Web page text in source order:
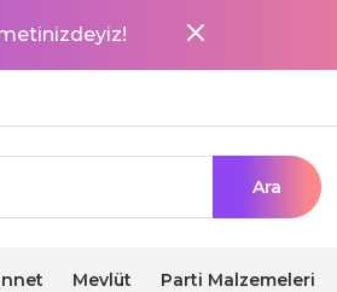
Ara
Mevlüt Parti Malzemeleri